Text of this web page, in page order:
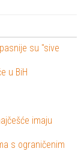
su "sive
u BiH
imaju
s ograničenim